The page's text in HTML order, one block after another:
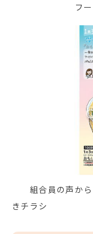
フードドラ
組合員の声から
きチラシ